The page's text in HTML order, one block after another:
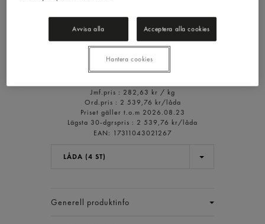
Torskryggfilé Premium
Gastrino1,8kg
2 034,78 kr/låda
Inkl. moms
Jmf.pris : 282,63 kr / kg
Ord.pris : 2 539,76 kr/låda
Priset gäller t.o.m 2026.08.23
Lägsta 30-dgrspris : 2 539,76 kr/låda
EAN: 17311043021267
LÅDA (4 ST)
Generell produktinfo
Avvisa alla Acceptera alla cookies
Hantera cookies